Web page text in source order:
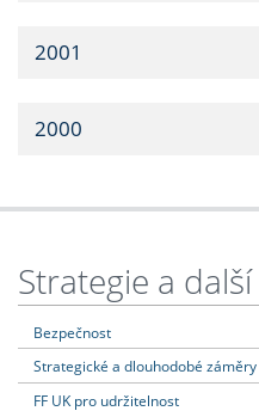
2001
2000
Strategie a
Bezpečnost
Strategické a dlouhodobé záměry
FF UK pro udržitelnost